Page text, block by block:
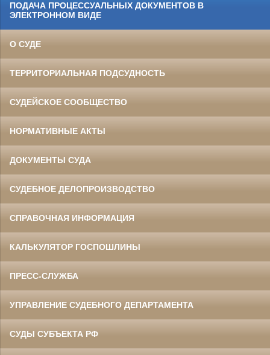
ПОДАЧА ПРОЦЕССУАЛЬНЫХ ДОКУМЕНТОВ В
ЭЛЕКТРОННОМ ВИДЕ
О СУДЕ
ТЕРРИТОРИАЛЬНАЯ ПОДСУДНОСТЬ
СУДЕЙСКОЕ СООБЩЕСТВО
НОРМАТИВНЫЕ АКТЫ
ДОКУМЕНТЫ СУДА
СУДЕБНОЕ ДЕЛОПРОИЗВОДСТВО
СПРАВОЧНАЯ ИНФОРМАЦИЯ
КАЛЬКУЛЯТОР ГОСПОШЛИНЫ
ПРЕСС-СЛУЖБА
УПРАВЛЕНИЕ СУДЕБНОГО ДЕПАРТАМЕНТА
СУДЫ СУБЪЕКТА РФ